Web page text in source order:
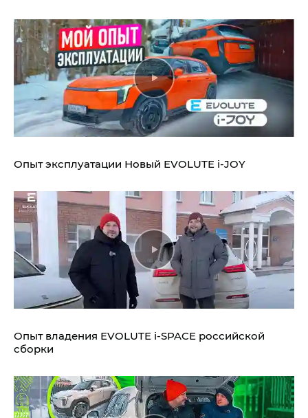
Опыт эксплуатации Новый EVOLUTE i‑JOY
Опыт владения EVOLUTE i‑SPACE российской
сборки